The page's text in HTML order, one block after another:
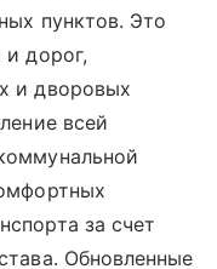
пунктов. Это
дорог,
и дворовых
всей
за счет
Обновленные